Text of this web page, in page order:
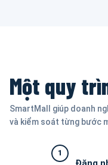
Một quy
SmartMall giúp doanh
và kiểm soát từng bước
1